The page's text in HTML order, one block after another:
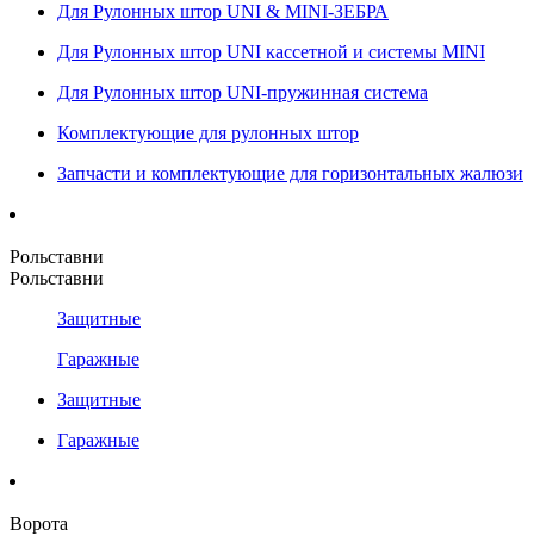
Для Рулонных штор UNI & MINI-ЗЕБРА
Для Рулонных штор UNI кассетной и системы MINI
Для Рулонных штор UNI-пружинная система
Комплектующие для рулонных штор
Запчасти и комплектующие для горизонтальных жалюзи
Рольставни
Рольставни
Защитные
Гаражные
Защитные
Гаражные
Ворота